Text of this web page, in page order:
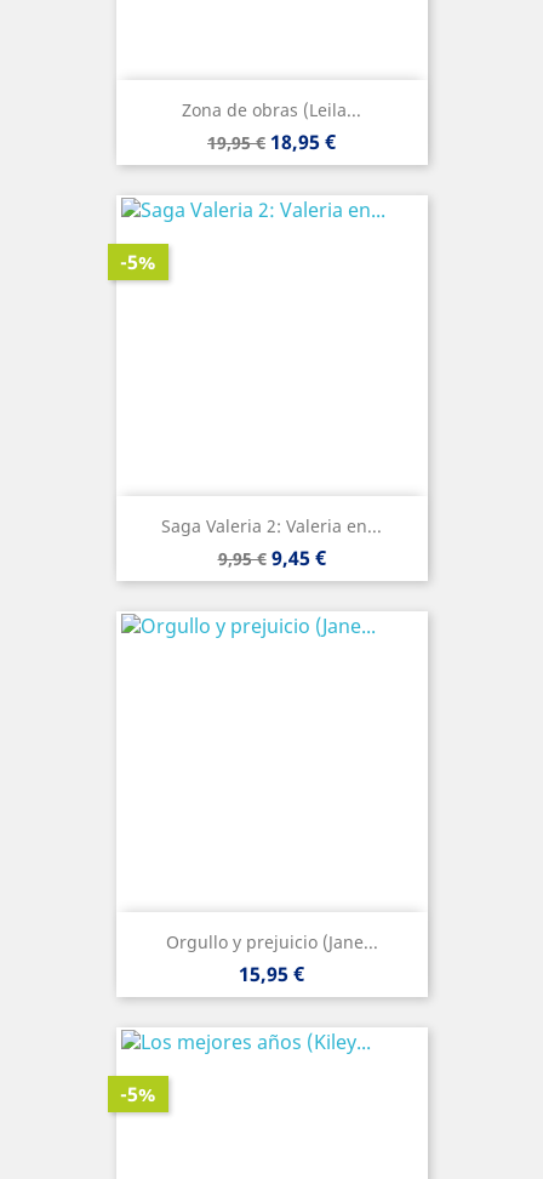
Zona de obras (Leila...
Precio
base
19,95 € Precio
18,95 €
Saga Valeria 2: Valeria en...
Precio
base
9,95 €
-5%
Precio
9,45 €
Orgullo y prejuicio (Jane...
Precio
15,95 €
-5%